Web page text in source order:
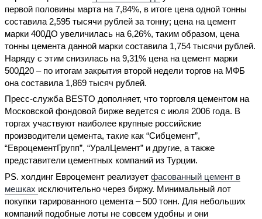
первой половины марта на 7,84%, в итоге цена одной тонны
составила 2,595 тысячи рублей за тонну; цена на цемент
марки 400ДО увеличилась на 6,26%, таким образом, цена
тонны цемента данной марки составила 1,754 тысячи рублей.
Наряду с этим снизилась на 9,31% цена на цемент марки
500Д20 – по итогам закрытия второй недели торгов на МФБ
она составила 1,869 тысяч рублей.
Пресс-служба BESTO дополняет, что торговля цементом на
Московской фондовой бирже ведется с июля 2006 года. В
торгах участвуют наиболее крупные российские
производители цемента, такие как “Сибцемент”,
“ЕвроцементГрупп”, “УралЦемент” и другие, а также
представители цементных компаний из Турции.
PS. холдинг Евроцемент реализует фасованный цемент в
мешках исключительно через биржу. Минимальный лот
покупки тарированного цемента – 500 тонн. Для небольших
компаний подобные лоты не совсем удобны и они